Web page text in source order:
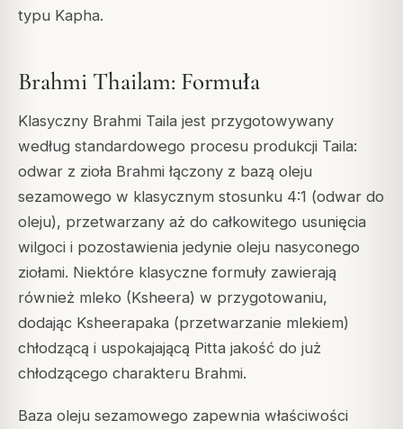
typu Kapha.
Brahmi Thailam: Formuła
Klasyczny Brahmi Taila jest przygotowywany
według standardowego procesu produkcji Taila:
odwar z zioła Brahmi łączony z bazą oleju
sezamowego w klasycznym stosunku 4:1 (odwar do
oleju), przetwarzany aż do całkowitego usunięcia
wilgoci i pozostawienia jedynie oleju nasyconego
ziołami. Niektóre klasyczne formuły zawierają
również mleko (Ksheera) w przygotowaniu,
dodając Ksheerapaka (przetwarzanie mlekiem)
chłodzącą i uspokajającą Pitta jakość do już
chłodzącego charakteru Brahmi.
Baza oleju sezamowego zapewnia właściwości